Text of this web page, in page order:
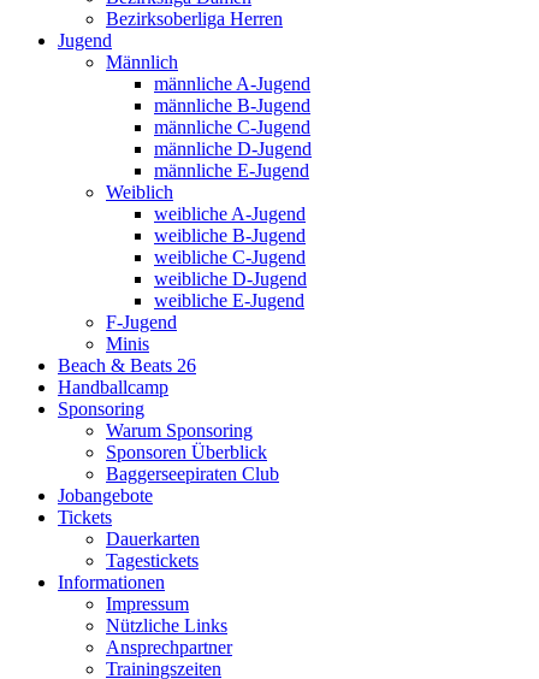
Bezirksoberliga Herren
Jugend
Männlich
männliche A-Jugend
männliche B-Jugend
männliche C-Jugend
männliche D-Jugend
männliche E-Jugend
Weiblich
weibliche A-Jugend
weibliche B-Jugend
weibliche C-Jugend
weibliche D-Jugend
weibliche E-Jugend
F-Jugend
Minis
Beach & Beats 26
Handballcamp
Sponsoring
Warum Sponsoring
Sponsoren Überblick
Baggerseepiraten Club
Jobangebote
Tickets
Dauerkarten
Tagestickets
Informationen
Impressum
Nützliche Links
Ansprechpartner
Trainingszeiten